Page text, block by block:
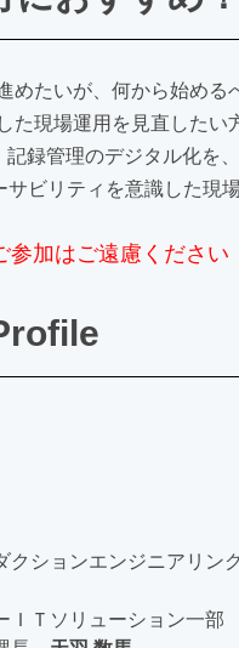
めたいが、何から始める
た現場運用を見直したい
記録管理のデジタル化を
サビリティを意識した現
加はご遠慮ください
クションエンジニアリン
ＩＴソリューション一部